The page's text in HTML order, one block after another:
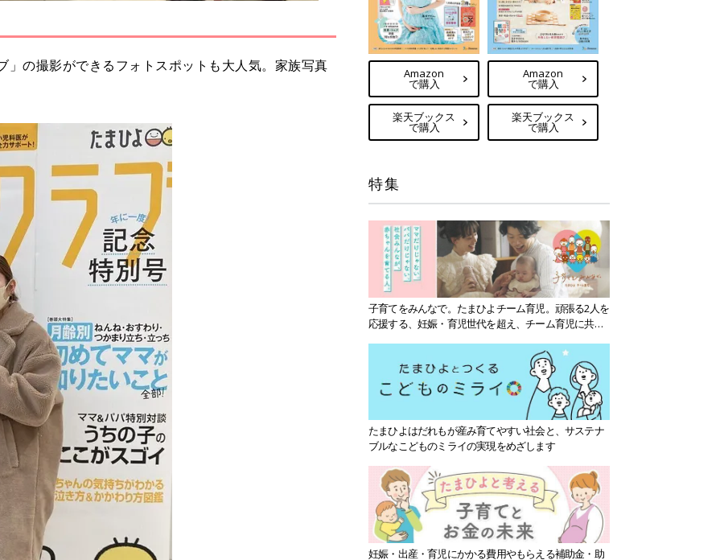
」の撮影ができるフォトスポットも大人気。家族写真
Amazon
で購入
楽天ブックス
で購入
Amazon
で購入
楽天ブックス
で購入
特集
子育てをみんなで。たまひよチーム育児。頑張る2人を
応援する、妊娠・育児世代を超え、チーム育児に共感
たまひよはだれもが産み育てやすい社会と、サステナ
ブルなこどものミライの実現をめざします
妊娠・出産・育児にかかる費用やもらえる補助金・助